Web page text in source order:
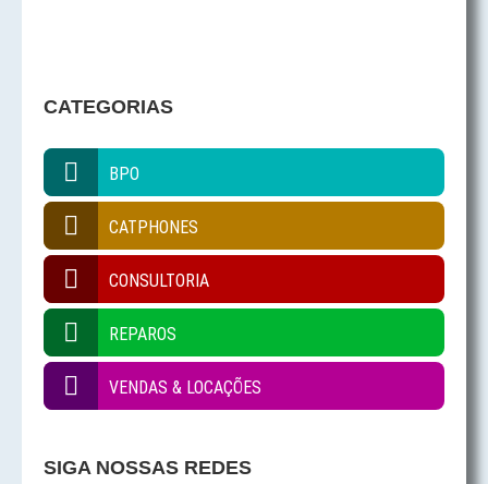
CATEGORIAS
BPO
CATPHONES
CONSULTORIA
REPAROS
VENDAS & LOCAÇÕES
SIGA NOSSAS REDES